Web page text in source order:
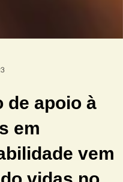
de apoio à